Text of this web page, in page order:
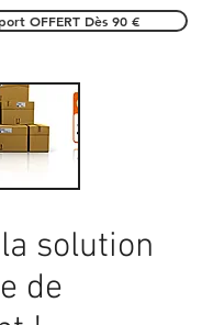
OFFERT Dès 90 €
solution
de